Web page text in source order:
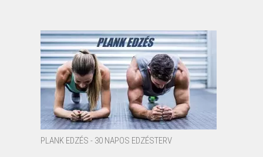
PLANK EDZÉS - 30 NAPOS EDZÉSTERV